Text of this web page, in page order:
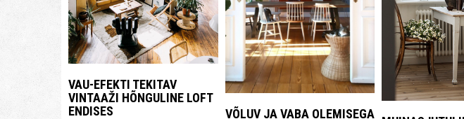
VAU-EFEKTI TEKITAV
VINTAAŽI HÕNGULINE LOFT
ENDISES
VÕLUV JA VABA OLEMISEGA